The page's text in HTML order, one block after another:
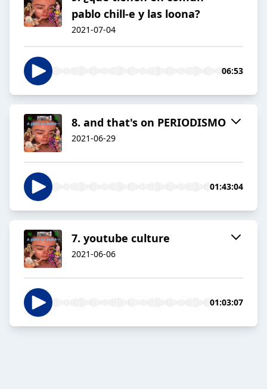
pablo chill-e y las loona?
2021-07-04
06:53
8. and that's on PERIODISMO
2021-06-29
01:43:04
7. youtube culture
2021-06-06
01:03:07